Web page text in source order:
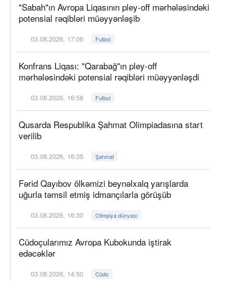
"Sabah"ın Avropa Liqasının pley-off mərhələsindəki
potensial rəqibləri müəyyənləşib
03.08.2026, 17:06 Futbol
Konfrans Liqası: "Qarabağ"ın pley-off
mərhələsindəki potensial rəqibləri müəyyənləşdi
03.08.2026, 16:58 Futbol
Qusarda Respublika Şahmat Olimpiadasına start
verilib
03.08.2026, 16:35 Şahmat
Fərid Qayıbov ölkəmizi beynəlxalq yarışlarda
uğurla təmsil etmiş idmançılarla görüşüb
03.08.2026, 16:30 Olimpiya dünyası
Cüdoçularımız Avropa Kubokunda iştirak
edəcəklər
03.08.2026, 14:50 Cüdo